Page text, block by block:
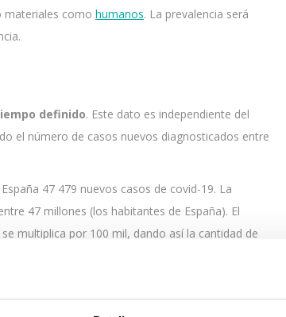
materiales como humanos. La prevalencia será
definido. Este dato es independiente del
el número de casos nuevos diagnosticados entre
47 479 nuevos casos de covid-19. La
47 millones (los habitantes de España). El
multiplica por 100 mil, dando así la cantidad de
mil habitantes. La